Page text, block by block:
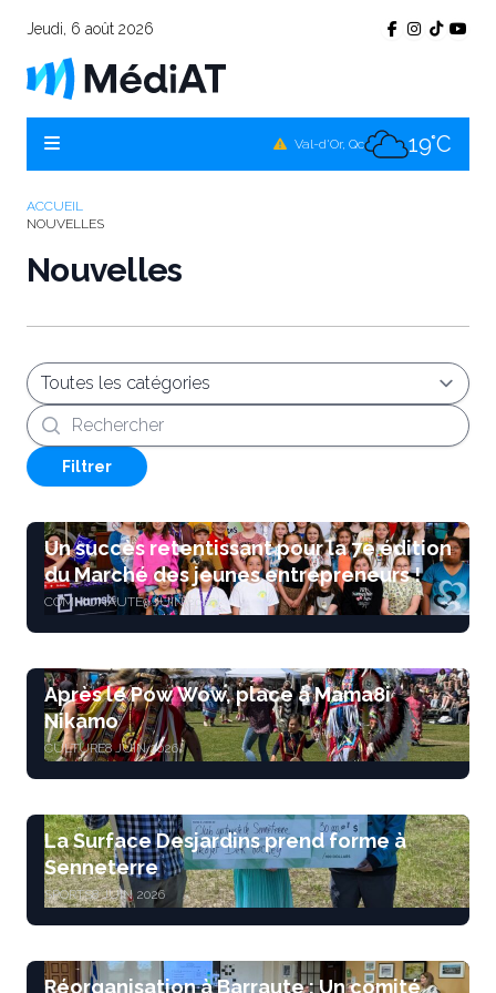
Jeudi, 6 août 2026
Val-d'Or, Qc 19°C
ACCUEIL
NOUVELLES
Nouvelles
Recherche
Filtrer
Un succès retentissant pour la 7e édition
du Marché des jeunes entrepreneurs !
COMMUNAUTÉ9 JUIN 2026
Après le Pow Wow, place à Mama8i
Nikamo
CULTURE8 JUIN 2026
La Surface Desjardins prend forme à
Senneterre
SPORTS8 JUIN 2026
Réorganisation à Barraute : Un comité